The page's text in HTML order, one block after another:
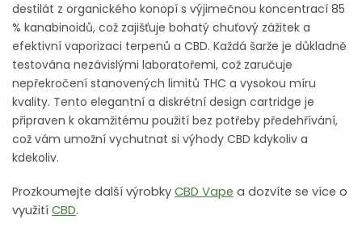
destilát z organického konopí s výjimečnou koncentrací 85
% kanabinoidů, což zajišťuje bohatý chuťový zážitek a
efektivní vaporizaci terpenů a CBD. Každá šarže je důkladně
testována nezávislými laboratořemi, což zaručuje
nepřekročení stanovených limitů THC a vysokou míru
kvality. Tento elegantní a diskrétní design cartridge je
připraven k okamžitému použití bez potřeby předehřívání,
což vám umožní vychutnat si výhody CBD kdykoliv a
kdekoliv.
Prozkoumejte další výrobky CBD Vape a dozvíte se více o
využití CBD.